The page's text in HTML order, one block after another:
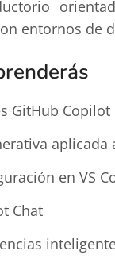
entornos de
GitHub Copilot
aplicada
en VS
Chat